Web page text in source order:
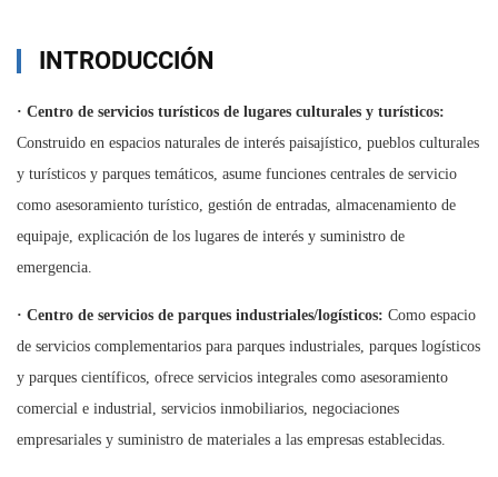
INTRODUCCIÓN
· Centro de servicios turísticos de lugares culturales y turísticos:
Construido en espacios naturales de interés paisajístico, pueblos culturales
y turísticos y parques temáticos, asume funciones centrales de servicio
como asesoramiento turístico, gestión de entradas, almacenamiento de
equipaje, explicación de los lugares de interés y suministro de
emergencia.
· Centro de servicios de parques industriales/logísticos: Como espacio
de servicios complementarios para parques industriales, parques logísticos
y parques científicos, ofrece servicios integrales como asesoramiento
comercial e industrial, servicios inmobiliarios, negociaciones
empresariales y suministro de materiales a las empresas establecidas.